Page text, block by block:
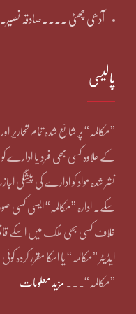
آدھی چھٹی ۔۔۔۔صادقہ نصیر۔
پالیسی
”مکالمہ“ پر شائع شدہ تمام
کے علاوہ کسی بھی فرد یا ادارے
نشر شدہ مواد کو ادارے کی پیشگی
سکے۔ ادارہ ”مکالمہ“ ایسی کسی
خلاف کسی بھی ملک میں اسکے
ایڈیٹر ”مکالمہ“ یا اسکا مقرر کردہ
”مکالمہ“۔۔۔ مزید معلومات